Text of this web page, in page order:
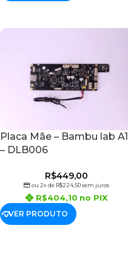
Placa Mãe – Bambu lab A1
– DLB006
R$449,00
ou 2x de R$224,50sem juros
R$404,10 no PIX
VER PRODUTO